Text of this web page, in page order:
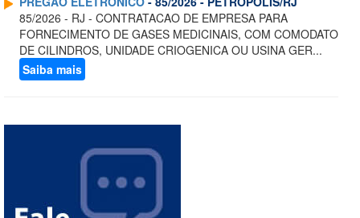
85/2026 - RJ - CONTRATACAO DE EMPRESA PARA
FORNECIMENTO DE GASES MEDICINAIS, COM COMODATO
DE CILINDROS, UNIDADE CRIOGENICA OU USINA GER...
Saiba mais